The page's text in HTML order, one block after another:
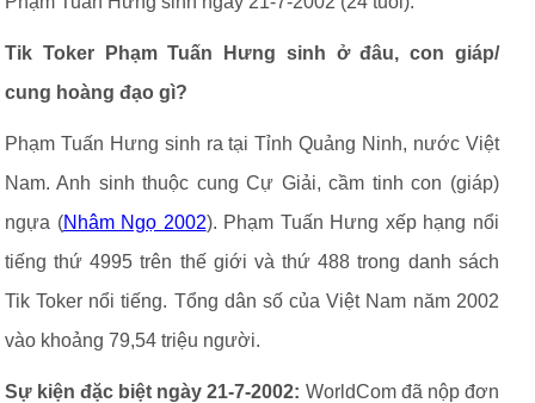
Tik Toker Phạm Tuấn Hưng sinh ở đâu, con giáp/
cung hoàng đạo gì?
Phạm Tuấn Hưng sinh ra tại Tỉnh Quảng Ninh, nước Việt
Nam. Anh sinh thuộc cung Cự Giải, cầm tinh con (giáp)
ngựa (Nhâm Ngọ 2002). Phạm Tuấn Hưng xếp hạng nổi
tiếng thứ 4995 trên thế giới và thứ 488 trong danh sách
Tik Toker nổi tiếng. Tổng dân số của Việt Nam năm 2002
vào khoảng 79,54 triệu người.
Sự kiện đặc biệt ngày 21-7-2002: WorldCom đã nộp đơn